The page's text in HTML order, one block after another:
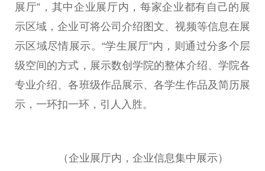
展厅”，其中企业展厅内，每家企业都有自己的展
示区域，企业可将公司介绍图文、视频等信息在展
示区域尽情展示。“学生展厅”内，则通过分多个层
级空间的方式，展示数创学院的整体介绍、学院各
专业介绍、各班级作品展示、各学生作品及简历展
示，一环扣一环，引人入胜。
（企业展厅内，企业信息集中展示）